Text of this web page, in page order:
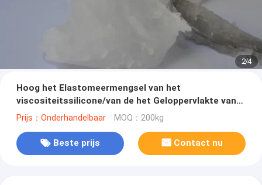
2/4
Hoog het Elastomeermengsel van het
viscositeitssilicone/van de het Geloppervlakte van
het siliconeelastomeer Droge Aanraking BT-9063
Prijs：Onderhandelbaar MOQ：200kg
Beste prijs Contact nu